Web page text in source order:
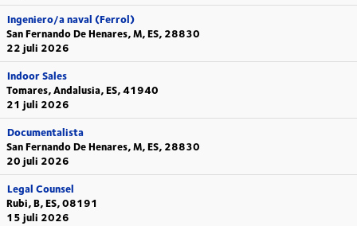
Ingeniero/a naval (Ferrol)
San Fernando De Henares, M, ES, 28830
22 juli 2026
Indoor Sales
Tomares, Andalusia, ES, 41940
21 juli 2026
Documentalista
San Fernando De Henares, M, ES, 28830
20 juli 2026
Legal Counsel
Rubi, B, ES, 08191
15 juli 2026